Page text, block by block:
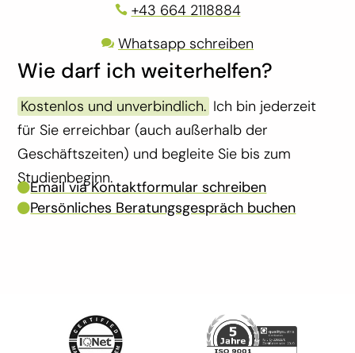
Wie darf ich weiterhelfen?
Kostenlos und unverbindlich. Ich bin jederzeit
für Sie erreichbar (auch außerhalb der
Geschäftszeiten) und begleite Sie bis zum
Studienbeginn.
Email via Kontaktformular schreiben
Persönliches Beratungsgespräch buchen
 +43 664 2118884
 Whatsapp schreiben